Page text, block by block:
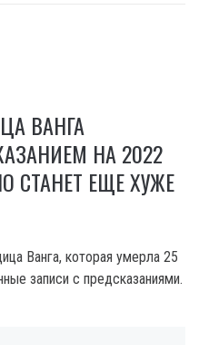
ВАНГА
НА 2022
СТАНЕТ ЕЩЕ ХУЖЕ
Ванга, которая умерла 25
записи с предсказаниями.